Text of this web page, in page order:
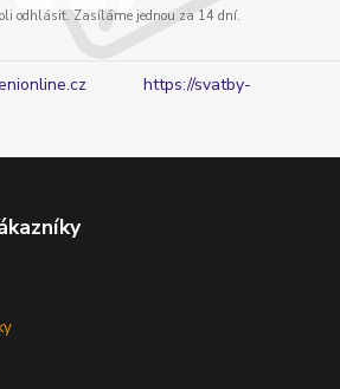
odhlásit. Zasíláme jednou za 14 dní.
https://svatby-